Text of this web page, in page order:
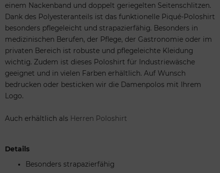
einem Nackenband und doppelt geriegelten Seitenschlitzen.
Dank des Polyesteranteils ist das funktionelle Piqué-Poloshirt
besonders pflegeleicht und strapazierfähig. Besonders in
medizinischen Berufen, der Pflege, der Gastronomie oder im
privaten Bereich ist robuste und pflegeleichte Kleidung
wichtig. Zudem ist dieses Poloshirt für Industriewäsche
geeignet und in vielen Farben erhältlich. Auf Wunsch
bedrucken oder besticken wir die Damenpolos mit Ihrem
Logo.
Auch erhältlich als Herren Poloshirt
Details
Besonders strapazierfähig